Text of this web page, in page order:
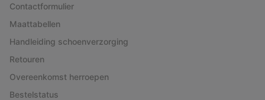
Contactformulier
Maattabellen
Handleiding schoenverzorging
Retouren
Overeenkomst herroepen
Bestelstatus